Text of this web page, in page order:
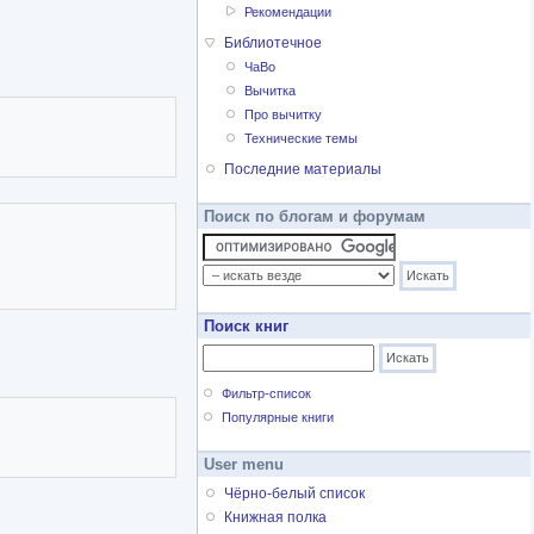
поэтому пошла
и, как
оказывающей
кого могла
Рекомендации
Библиотечное
ЧаВо
Вычитка
Про вычитку
Технические темы
Последние материалы
Поиск по блогам и форумам
Поиск книг
Фильтр-список
Популярные книги
User menu
Чёрно-белый список
Книжная полка